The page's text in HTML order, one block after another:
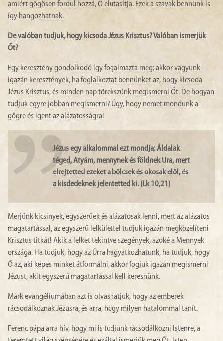
amiért gőgösen fordul hozzá, Ő elutasítja. Ezek a szavak bennünk is
így hangozhatnak.
De valóban tudjuk, hogy kicsoda Jézus Krisztus? Valóban ismerjük
Őt?
Egy keresztény gondolkodó így fogalmazta meg: akkor vagyunk
igazán keresztények, ha foglalkoztat bennünket az, hogy kicsoda
Jézus Krisztus, és minden nap törekszünk megismerni Őt. De hogyan
tudjuk egyre jobban megismerni? Úgy, hogy nemet mondunk a
gőgre és igent az alázatosságra!
Jézus egy alkalommal ezt mondja: Áldalak
téged, Atyám, mennynek és földnek Ura, mert
elrejtetted ezeket a bölcsek és okosak elől, és
a kisdedeknek jelentetted ki. (Lk 10,21)
Merjünk kicsinyek, egyszerűek és alázatosak lenni, mert az alázatos
magatartással, az egyszerű lelkülettel tudjuk igazán megközelíteni
Krisztus titkát! Akik a lelket tekintve szegények, azoké a Mennyek
országa. Ha tudjuk, hogy az Úrra hagyatkozhatunk, ha tudjuk, hogy
Ő az, aki képes minket átformálni, akkor fogjuk igazán megismerni
Jézust, akit egyszerű magatartással kell keresnünk.
Márk evangéliumában azt is olvashatjuk, hogy az emberek
rácsodálkoznak Jézusra, és arra, hogy milyen hatalommal tanít.
Ferenc pápa arra hív, hogy mi is tudjunk rácsodálkozni Istenre, a